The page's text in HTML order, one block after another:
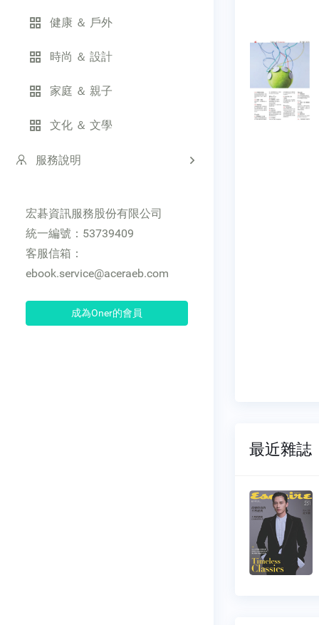
健康 ＆ 戶外
時尚 ＆ 設計
家庭 ＆ 親子
文化 ＆ 文學
服務說明
宏碁資訊服務股份有限公司
統一編號：53739409
客服信箱：
ebook.service@aceraeb.com
成為Oner的會員
最近雜誌